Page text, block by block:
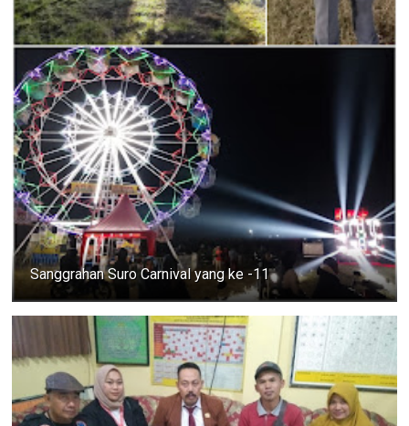
Sanggrahan Suro Carnival yang ke -11